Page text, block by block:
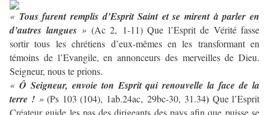
« Tous furent remplis d’Esprit Saint et se mirent à parler en
d’autres langues» (Ac 2, 1-11) Que l’Esprit de Vérité fasse
sortir tous les chrétiens d’eux-mêmes en les transformant en
témoins de l’Evangile, en annonceurs des merveilles de Dieu.
Seigneur, nous te prions.
« Ô Seigneur, envoie ton Esprit qui renouvelle la face de la
terre ! »(Ps 103 (104), 1ab.24ac, 29bc-30, 31.34) Que l’Esprit
Créateur guide les pas des dirigeants des pays afin que puisse se